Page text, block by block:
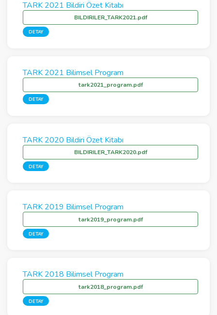
TARK 2021 Bildiri Özet Kitabı
BILDIRILER_TARK2021.pdf
DETAY
TARK 2021 Bilimsel Program
tark2021_program.pdf
DETAY
TARK 2020 Bildiri Özet Kitabı
BILDIRILER_TARK2020.pdf
DETAY
TARK 2019 Bilimsel Program
tark2019_program.pdf
DETAY
TARK 2018 Bilimsel Program
tark2018_program.pdf
DETAY